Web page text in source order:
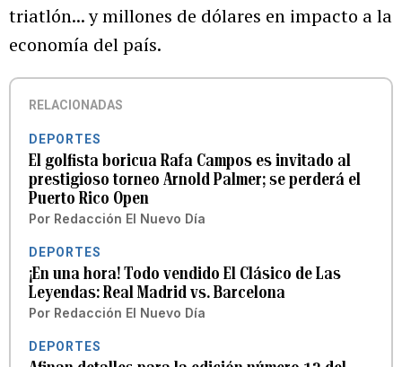
triatlón... y millones de dólares en impacto a la
economía del país.
RELACIONADAS
DEPORTES
El golfista boricua Rafa Campos es invitado al
prestigioso torneo Arnold Palmer; se perderá el
Puerto Rico Open
Por Redacción El Nuevo Día
DEPORTES
¡En una hora! Todo vendido El Clásico de Las
Leyendas: Real Madrid vs. Barcelona
Por Redacción El Nuevo Día
DEPORTES